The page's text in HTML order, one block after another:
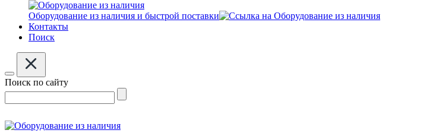
Оборудование из наличия и быстрой поставки
Контакты
Поиск
Поиск по сайту